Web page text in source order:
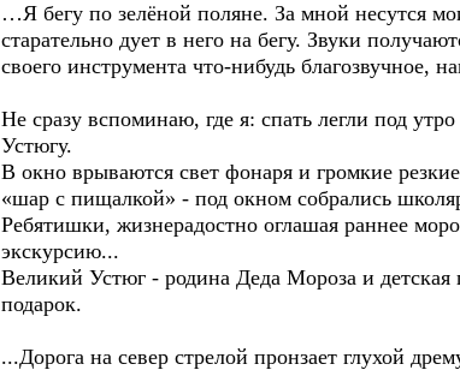
…Я бегу по зелёной поляне. За мной несутся
старательно дует в него на бегу. Звуки
своего инструмента что-нибудь благозвучное,
Не сразу вспоминаю, где я: спать легли под
Устюгу.
В окно врываются свет фонаря и громкие
«шар с пищалкой» - под окном собрались
Ребятишки, жизнерадостно оглашая раннее
экскурсию...
Великий Устюг - родина Деда Мороза и
подарок.
...Дорога на север стрелой пронзает глухой